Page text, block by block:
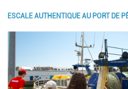
ESCALE AUTHENTIQUE AU PORT DE